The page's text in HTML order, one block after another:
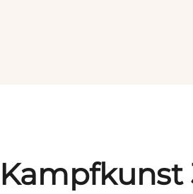
Kampfkunst